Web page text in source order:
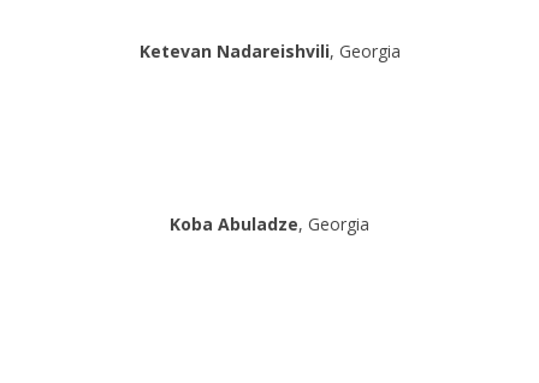
Ketevan Nadareishvili, Georgia
Koba Abuladze, Georgia